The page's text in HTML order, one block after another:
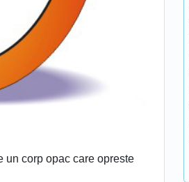
un corp opac care opreste